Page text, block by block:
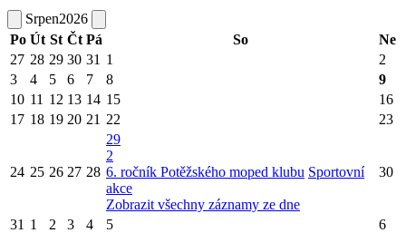
Srpen2026
Po Út St Čt Pá So
Ne
27 28 29 30 31 1
2
3
4 5 6 7 8
9
10 11 12 13 14 15
16
17 18 19 20 21 22 23
24 25 26 27 28
29
2
6. ročník Potěžského moped klubu Sportovní
akce
Zobrazit všechny záznamy ze dne
30
31 1 2 3 4 5 6